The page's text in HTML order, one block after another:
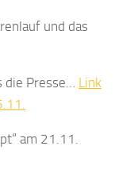
und das
Presse… Link
am 21.11.